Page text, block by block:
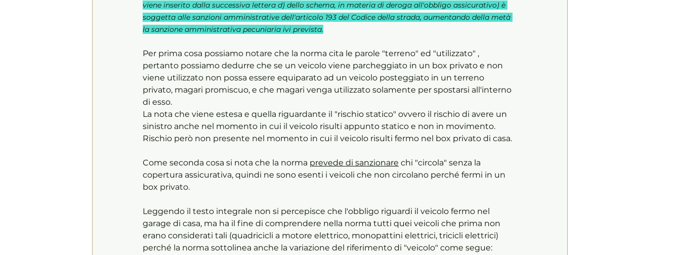
viene inserito dalla successiva lettera d) dello schema, in materia di deroga all'obbligo assicurativo) è
soggetta alle sanzioni amministrative dell'articolo 193 del Codice della strada, aumentando della metà
la sanzione amministrativa pecuniaria ivi prevista.
Per prima cosa possiamo notare che la norma cita le parole "terreno" ed "utilizzato" ,
pertanto possiamo dedurre che se un veicolo viene parcheggiato in un box privato e non
viene utilizzato non possa essere equiparato ad un veicolo posteggiato in un terreno
privato, magari promiscuo, e che magari venga utilizzato solamente per spostarsi all'interno
di esso.
La nota che viene estesa e quella riguardante il "rischio statico" ovvero il rischio di avere un
sinistro anche nel momento in cui il veicolo risulti appunto statico e non in movimento.
Rischio però non presente nel momento in cui il veicolo risulti fermo nel box privato di casa.
Come seconda cosa si nota che la norma prevede di sanzionare chi "circola" senza la
copertura assicurativa, quindi ne sono esenti i veicoli che non circolano perché fermi in un
box privato.
Leggendo il testo integrale non si percepisce che l'obbligo riguardi il veicolo fermo nel
garage di casa, ma ha il fine di comprendere nella norma tutti quei veicoli che prima non
erano considerati tali (quadricicli a motore elettrico, monopattini elettrici, tricicli elettrici)
perché la norma sottolinea anche la variazione del riferimento di "veicolo" come segue: